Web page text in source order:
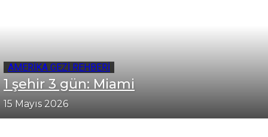
AMERIKA GEZI REHBERI
1 şehir 3 gün: Miami
15 Mayıs 2026